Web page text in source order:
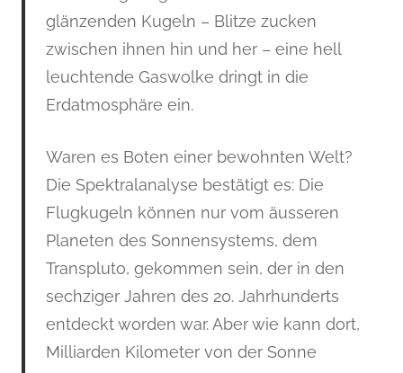
glänzenden Kugeln – Blitze zucken
zwischen ihnen hin und her – eine hell
leuchtende Gaswolke dringt in die
Erdatmosphäre ein.
Waren es Boten einer bewohnten Welt?
Die Spektralanalyse bestätigt es: Die
Flugkugeln können nur vom äusseren
Planeten des Sonnensystems, dem
Transpluto, gekommen sein, der in den
sechziger Jahren des 20. Jahrhunderts
entdeckt worden war. Aber wie kann dort,
Milliarden Kilometer von der Sonne